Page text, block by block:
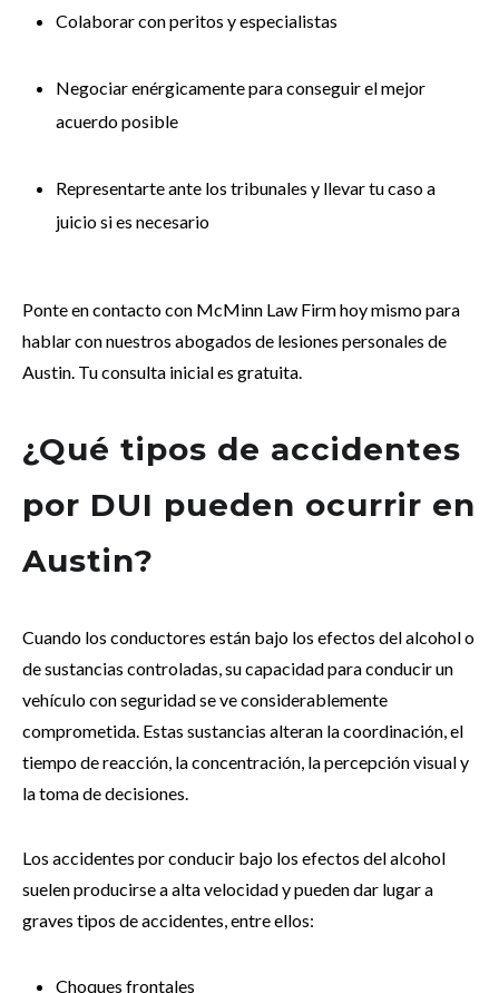
Colaborar con peritos y especialistas
Negociar enérgicamente para conseguir el mejor
acuerdo posible
Representarte ante los tribunales y llevar tu caso a
juicio si es necesario
Ponte en contacto con McMinn Law Firm hoy mismo para
hablar con nuestros abogados de lesiones personales de
Austin. Tu consulta inicial es gratuita.
¿Qué tipos de accidentes
por DUI pueden ocurrir en
Austin?
Cuando los conductores están bajo los efectos del alcohol o
de sustancias controladas, su capacidad para conducir un
vehículo con seguridad se ve considerablemente
comprometida. Estas sustancias alteran la coordinación, el
tiempo de reacción, la concentración, la percepción visual y
la toma de decisiones.
Los accidentes por conducir bajo los efectos del alcohol
suelen producirse a alta velocidad y pueden dar lugar a
graves tipos de accidentes, entre ellos:
Choques frontales